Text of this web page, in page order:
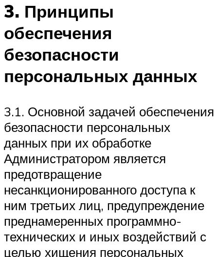
3. Принципы
обеспечения
безопасности
персональных данных
3.1. Основной задачей обеспечения
безопасности персональных
данных при их обработке
Администратором является
предотвращение
несанкционированного доступа к
ним третьих лиц, предупреждение
преднамеренных программно-
технических и иных воздействий с
целью хищения персональных